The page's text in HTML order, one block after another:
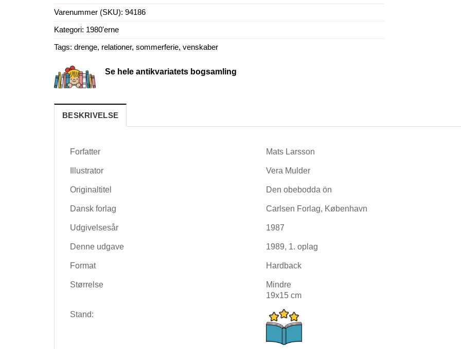
Varenummer (SKU): 94186
Kategori: 1980'erne
Tags: drenge, relationer, sommerferie, venskaber
Se hele antikvariatets bogsamling
BESKRIVELSE
Forfatter Mats Larsson
Illustrator Vera Mulder
Originaltitel Den obebodda ön
Dansk forlag Carlsen Forlag, København
Udgivelsesår 1987
Denne udgave 1989, 1. oplag
Format Hardback
Størrelse
Mindre
19x15 cm
Stand: